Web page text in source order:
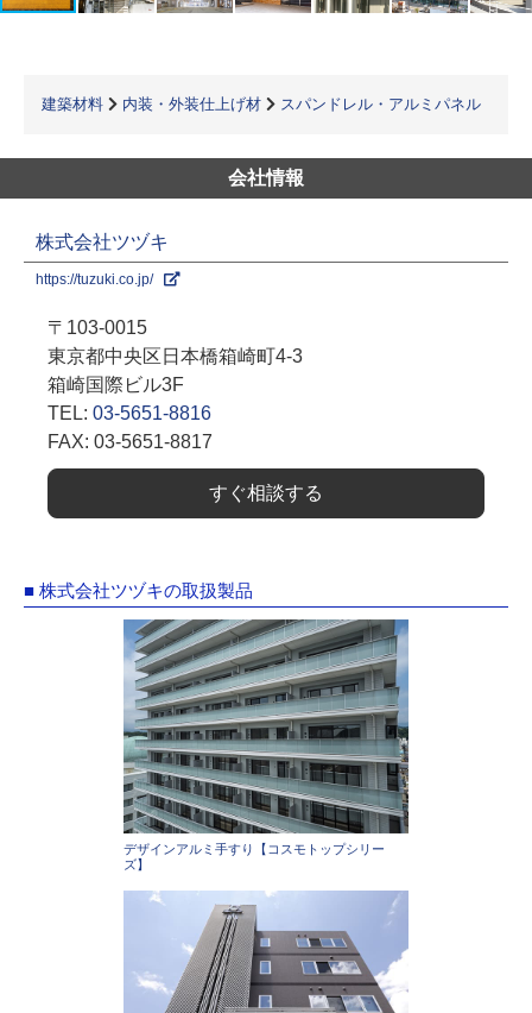
建築材料 内装・外装仕上げ材 スパンドレル・アルミパネル
会社情報
株式会社ツヅキ
https://tuzuki.co.jp/
〒103-0015
東京都中央区日本橋箱崎町4-3
箱崎国際ビル3F
TEL: 03-5651-8816
FAX: 03-5651-8817
すぐ相談する
■ 株式会社ツヅキの取扱製品
デザインアルミ手すり【コスモトップシリー
ズ】